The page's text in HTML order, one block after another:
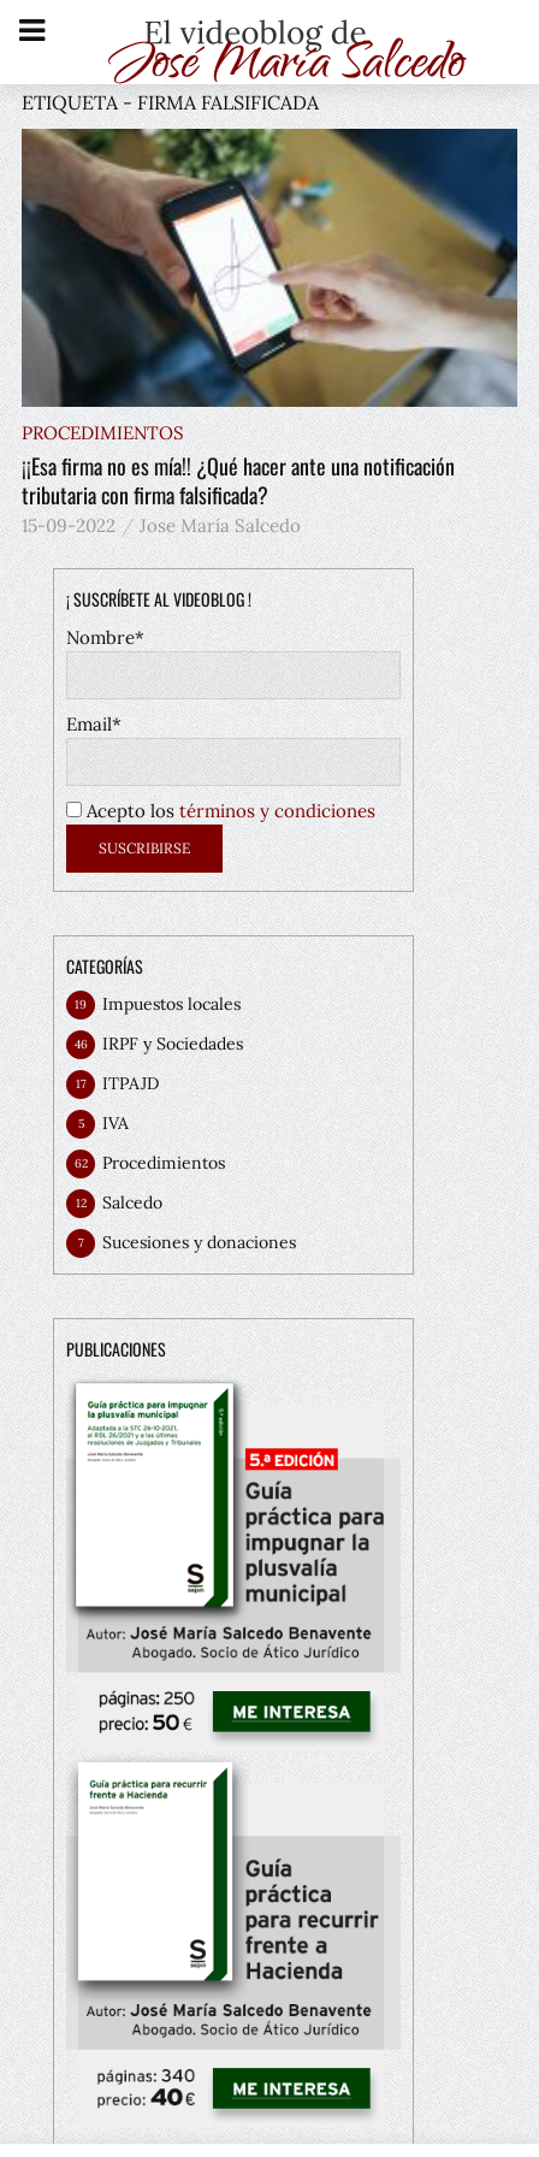
ETIQUETA - FIRMA FALSIFICADA
PROCEDIMIENTOS
¡¡Esa firma no es mía!! ¿Qué hacer ante una notificación
tributaria con firma falsificada?
15-09-2022 Jose María Salcedo
¡ SUSCRÍBETE AL VIDEOBLOG !
Nombre*
Email*
Acepto lostérminos y condiciones
CATEGORÍAS
Impuestos locales
19
IRPF y Sociedades
46
ITPAJD
17
IVA
5
Procedimientos
62
Salcedo
12
Sucesiones y donaciones
7
PUBLICACIONES